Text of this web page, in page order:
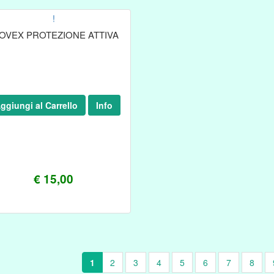
!
PROTEZIONE ATTIVA
€ 15,00
al Carrello Info
1 2 3 4 5 6 7 8